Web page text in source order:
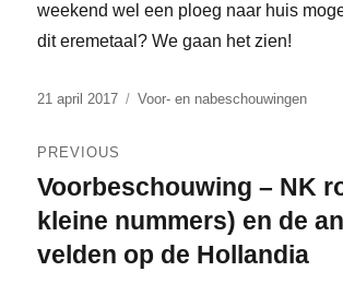
weekend wel een ploeg naar huis
dit eremetaal? We gaan het zien!
Posted
21 april 2017 Categories
Voor- en nabeschouwingen
navigatie
PREVIOUS
Previous
post:
Voorbeschouwing – NK
kleine nummers) en de
velden op de Hollandia